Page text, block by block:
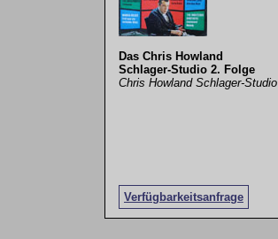
Das Chris Howland
Schlager-Studio 2. Folge
Chris Howland Schlager-Studio
Verfügbarkeitsanfrage